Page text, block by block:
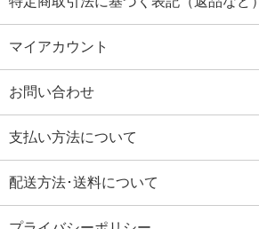
マイアカウント
お問い合わせ
支払い方法について
配送方法･送料について